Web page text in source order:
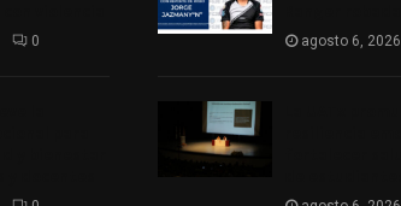
0 agosto 6, 2026